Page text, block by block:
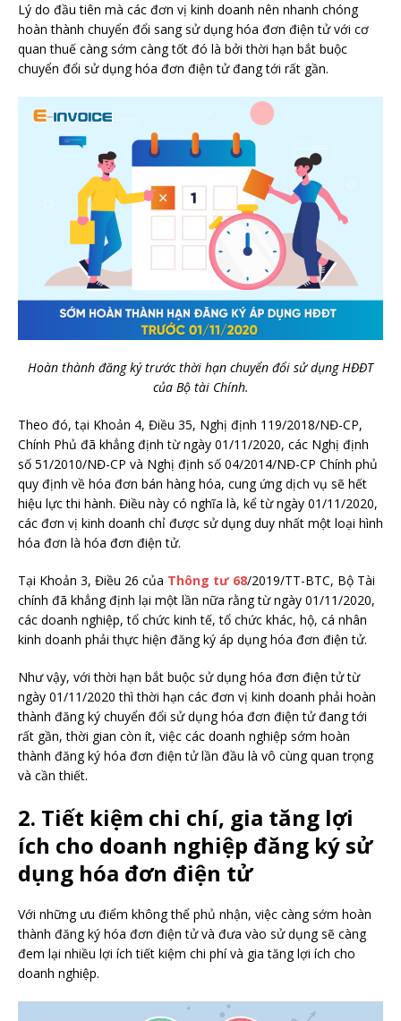
Lý do đầu tiên mà các đơn vị kinh doanh nên nhanh chóng
hoàn thành chuyển đổi sang sử dụng hóa đơn điện tử với cơ
quan thuế càng sớm càng tốt đó là bởi thời hạn bắt buộc
chuyển đổi sử dụng hóa đơn điện tử đang tới rất gần.
Hoàn thành đăng ký trước thời hạn chuyển đổi sử dụng HĐĐT
của Bộ tài Chính.
Theo đó, tại Khoản 4, Điều 35, Nghị định 119/2018/NĐ-CP,
Chính Phủ đã khẳng định từ ngày 01/11/2020, các Nghị định
số 51/2010/NĐ-CP và Nghị định số 04/2014/NĐ-CP Chính phủ
quy định về hóa đơn bán hàng hóa, cung ứng dịch vụ sẽ hết
hiệu lực thi hành. Điều này có nghĩa là, kể từ ngày 01/11/2020,
các đơn vị kinh doanh chỉ được sử dụng duy nhất một loại hình
hóa đơn là hóa đơn điện tử.
Tại Khoản 3, Điều 26 của Thông tư 68/2019/TT-BTC, Bộ Tài
chính đã khẳng định lại một lần nữa rằng từ ngày 01/11/2020,
các doanh nghiệp, tổ chức kinh tế, tổ chức khác, hộ, cá nhân
kinh doanh phải thực hiện đăng ký áp dụng hóa đơn điện tử.
Như vậy, với thời hạn bắt buộc sử dụng hóa đơn điện tử từ
ngày 01/11/2020 thì thời hạn các đơn vị kinh doanh phải hoàn
thành đăng ký chuyển đổi sử dụng hóa đơn điện tử đang tới
rất gần, thời gian còn ít, việc các doanh nghiệp sớm hoàn
thành đăng ký hóa đơn điện tử lần đầu là vô cùng quan trọng
và cần thiết.
2. Tiết kiệm chi chí, gia tăng lợi
ích cho doanh nghiệp đăng ký sử
dụng hóa đơn điện tử
Với những ưu điểm không thể phủ nhận, việc càng sớm hoàn
thành đăng ký hóa đơn điện tử và đưa vào sử dụng sẽ càng
đem lại nhiều lợi ích tiết kiệm chi phí và gia tăng lợi ích cho
doanh nghiệp.